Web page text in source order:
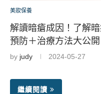
美妝保養
解讀暗瘡成因！了解
預防＋治療方法大公開
by judy 2024-05-27
繼續閱讀